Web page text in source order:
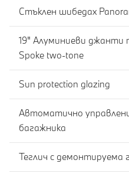
Стъклен шибедах
19" Алуминиеви джанти
Spoke two-tone
Sun protection glazing
Автоматично
багажника
Теглич с демонтируема